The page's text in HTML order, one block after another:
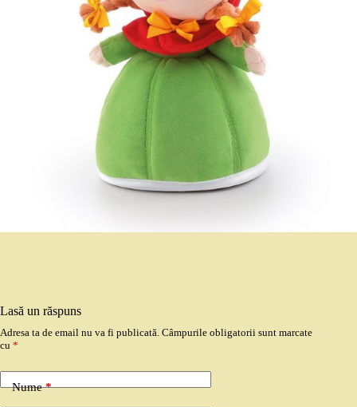
Lasă un răspuns
Adresa ta de email nu va fi publicată. Câmpurile obligatorii sunt marcate
cu *
Nume*